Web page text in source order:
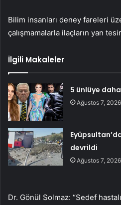
Bilim insanları deney fareleri
çalışmamalarla ilaçların yan
İlgili Makaleler
5 ünlüye
Ağustos 7, 2026
devrildi
Ağustos 7, 2026
Dr. Gönül Solmaz: “Sedef